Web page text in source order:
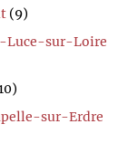
(9)
Luce-sur-Loire
sur-Erdre